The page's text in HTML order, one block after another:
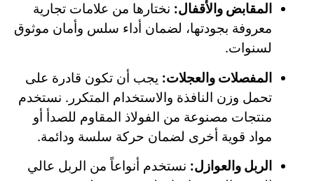
المقابض والأقفال: نختارها من علامات تجارية
معروفة بجودتها، لضمان أداء سلس وأمان موثوق
لسنوات.
المفصلات والعجلات: يجب أن تكون قادرة على
تحمل وزن النافذة والاستخدام المتكرر. نستخدم
منتجات مصنوعة من الفولاذ المقاوم للصدأ أو
مواد قوية أخرى لضمان حركة سلسة ودائمة.
الربل والعوازل: نستخدم أنواعاً من الربل عالي